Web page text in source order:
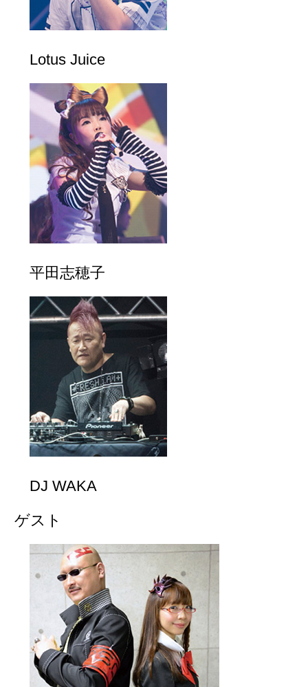
Lotus Juice
平田志穂子
DJ WAKA
ゲスト